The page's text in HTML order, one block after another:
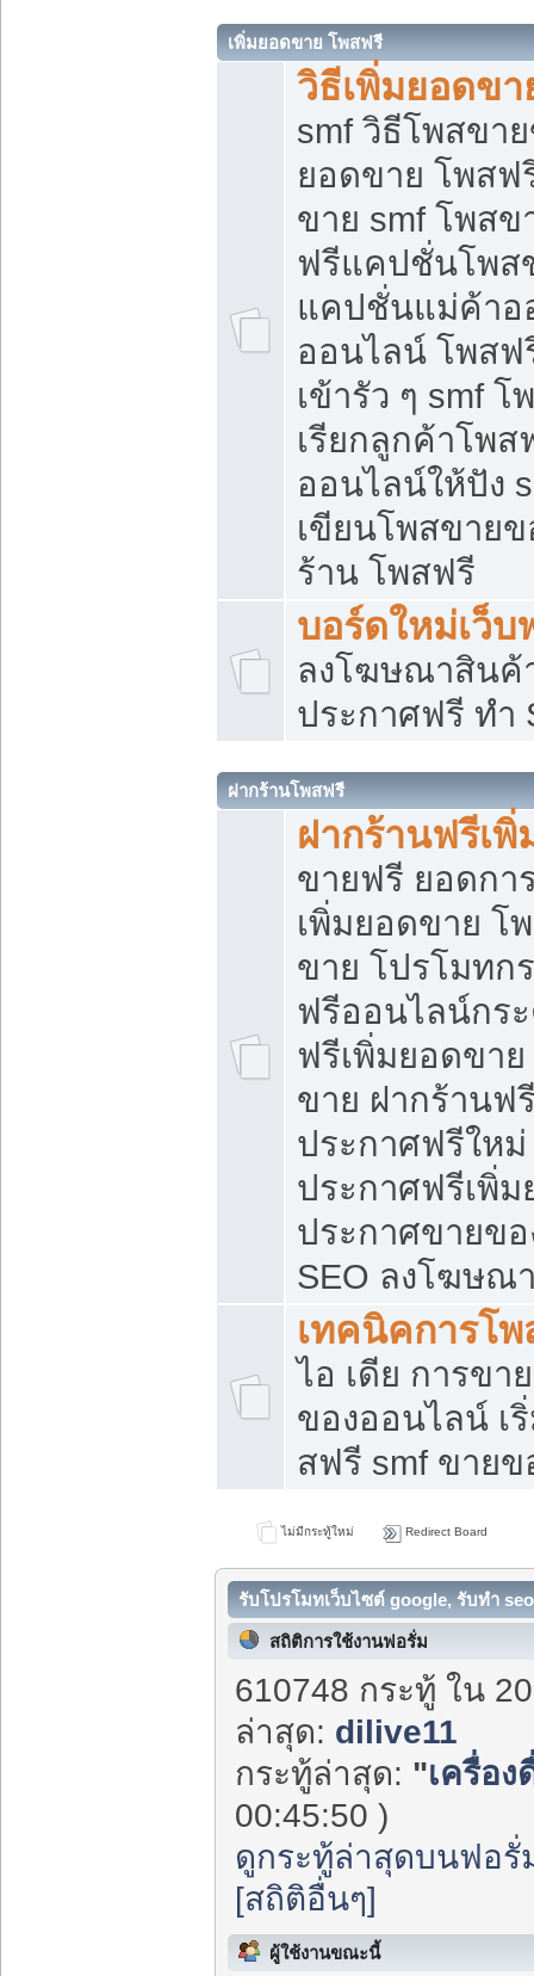
เพิ่มยอดขาย โพสฟรี
วิธีเพิ่มยอดข
smf วิธีโพสขา
ยอดขาย โพสฟ
ขาย smf โพส
ฟรีแคปชั่นโพส
แคปชั่นแม่ค้า
ออนไลน์ โพสฟ
เข้ารัว ๆ smf
เรียกลูกค้าโพส
ออนไลน์ให้ปัง
เขียนโพสขาย
ร้าน โพสฟรี
บอร์ดใหม่เว็บ
ลงโฆษณาสิน
ประกาศฟรี ทำ
ฝากร้านโพสฟรี
ฝากร้านฟรีเ
ขายฟรี ยอดกา
เพิ่มยอดขาย โ
ขาย โปรโมทก
ฟรีออนไลน์กร
ฟรีเพิ่มยอดขา
ขาย ฝากร้านฟ
ประกาศฟรีใหม่
ประกาศฟรีเพิ่
ประกาศขายข
SEO ลงโฆษณ
เทคนิคการโ
ไอ เดีย การขา
ของออนไลน์ เ
สฟรี smf ขาย
ไม่มีกระทู้ใหม่ Redirect Board
รับโปรโมทเว็บไซต์ google, รับทำ
สถิติการใช้งานฟอรั่ม
610748 กระทู้ ใน
ล่าสุด: dilive11
กระทู้ล่าสุด: "เครื่อ
00:45:50 )
ดูกระทู้ล่าสุดบนฟอรั่
[สถิติอื่นๆ]
ผู้ใช้งานขณะนี้